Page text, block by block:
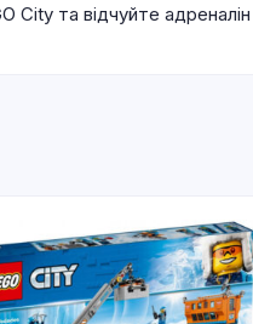
City та відчуйте